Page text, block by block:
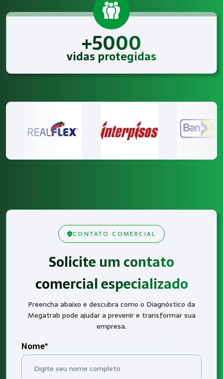
+5000
vidas protegidas
CONTATO COMERCIAL
Solicite um contato
comercial especializado
Preencha abaixo e descubra como o Diagnóstico da
Megatrab pode ajudar a prevenir e transformar sua
empresa.
Nome*